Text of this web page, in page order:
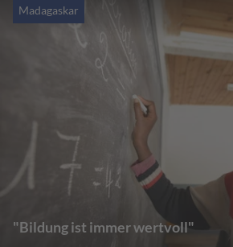
Madagaskar
"Bildung ist immer wertvoll"